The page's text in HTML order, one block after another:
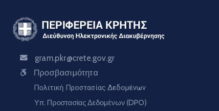
gram.pkr@crete.gov.gr
Προσβασιμότητα
Πολιτική Προστασίας Δεδομένων
Υπ. Προστασίας Δεδομένων (DPO)